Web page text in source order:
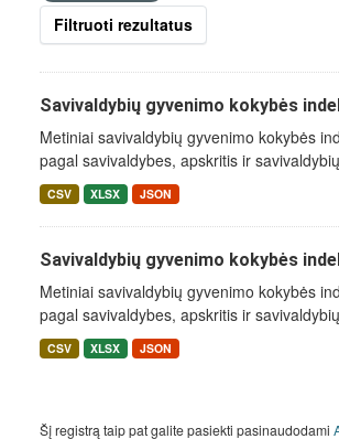
Filtruoti rezultatus
Savivaldybių gyvenimo kokybės
Metiniai savivaldybių gyvenimo kokybės
pagal savivaldybes, apskritis ir
CSV XLSX JSON
Savivaldybių gyvenimo kokybės
Metiniai savivaldybių gyvenimo kokybės
pagal savivaldybes, apskritis ir
CSV XLSX JSON
Šį registrą taip pat galite pasiekti pasinaudodami